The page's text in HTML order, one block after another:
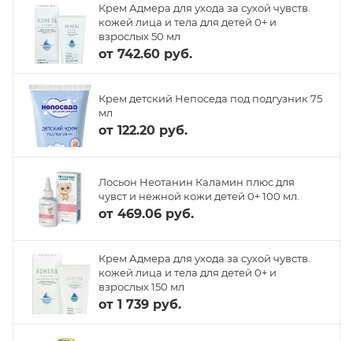
Крем Адмера для ухода за сухой чувств.
кожей лица и тела для детей 0+ и
взрослых 50 мл
от 742.60 руб.
Крем детский Непоседа под подгузник 75
мл
от 122.20 руб.
Лосьон Неотанин Каламин плюс для
чувст и нежной кожи детей 0+ 100 мл.
от 469.06 руб.
Крем Адмера для ухода за сухой чувств.
кожей лица и тела для детей 0+ и
взрослых 150 мл
от 1 739 руб.